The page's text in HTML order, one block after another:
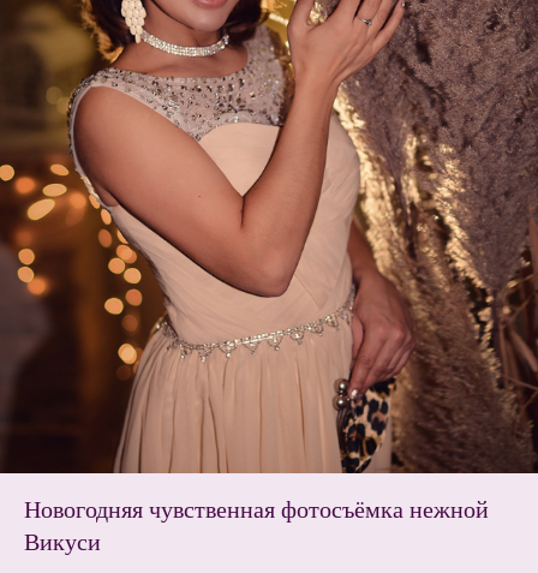
Новогодняя чувственная фотосъёмка нежной
Викуси